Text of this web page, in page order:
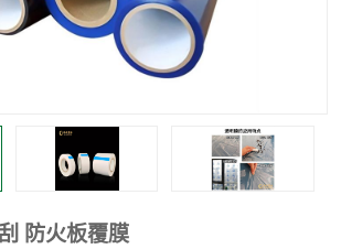
防火板覆膜
彩钢板保护膜
两边上胶保护膜
一次性隔离膜